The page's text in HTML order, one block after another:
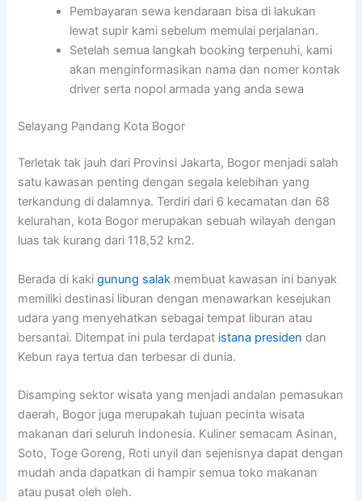
Pembayaran sewa kendaraan bisa di lakukan
lewat supir kami sebelum memulai perjalanan.
Setelah semua langkah booking terpenuhi, kami
akan menginformasikan nama dan nomer kontak
driver serta nopol armada yang anda sewa
Selayang Pandang Kota Bogor
Terletak tak jauh dari Provinsi Jakarta, Bogor menjadi salah
satu kawasan penting dengan segala kelebihan yang
terkandung di dalamnya. Terdiri dari 6 kecamatan dan 68
kelurahan, kota Bogor merupakan sebuah wilayah dengan
luas tak kurang dari 118,52 km2.
Berada di kakigunung salak membuat kawasan ini banyak
memiliki destinasi liburan dengan menawarkan kesejukan
udara yang menyehatkan sebagai tempat liburan atau
bersantai. Ditempat ini pula terdapat istana presiden dan
Kebun raya tertua dan terbesar di dunia.
Disamping sektor wisata yang menjadi andalan pemasukan
daerah, Bogor juga merupakah tujuan pecinta wisata
makanan dari seluruh Indonesia. Kuliner semacam Asinan,
Soto, Toge Goreng, Roti unyil dan sejenisnya dapat dengan
mudah anda dapatkan di hampir semua toko makanan
atau pusat oleh oleh.